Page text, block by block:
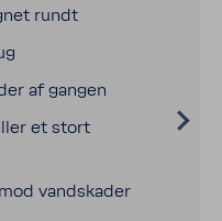
rundt
af gangen
et stort
vand­skader